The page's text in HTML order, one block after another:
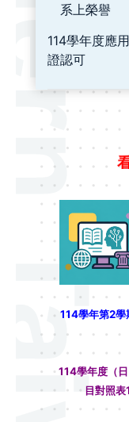
系上榮譽
114學年度應
證認可
114學年第2學
114學年度（
目對照